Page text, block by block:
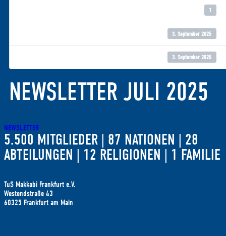
1
3. September 2025
3. September 2025
NEWSLETTER JULI 2025
NEWSLETTER
5.500 MITGLIEDER | 87 NATIONEN | 28
ABTEILUNGEN | 12 RELIGIONEN | 1 FAMILIE
TuS Makkabi Frankfurt e.V.
Westendstraße 43
60325 Frankfurt am Main